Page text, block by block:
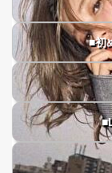
■初